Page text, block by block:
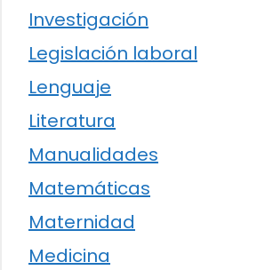
Investigación
Legislación laboral
Lenguaje
Literatura
Manualidades
Matemáticas
Maternidad
Medicina